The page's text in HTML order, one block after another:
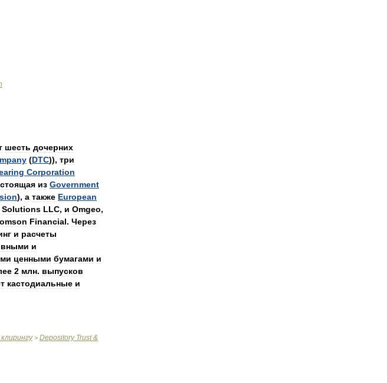
шесть дочерних
(DTC)), три
Corporation
из Government
), а также European
Solutions LLC, и Omgeo,
Financial. Через
и расчеты
и
ценными бумагами и
2 млн. выпусков
кастодиальные и
клирингу> Depository Trust&